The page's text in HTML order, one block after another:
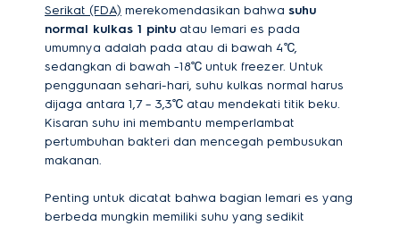
Serikat (FDA) merekomendasikan bahwa suhu
normal kulkas 1 pintu atau lemari es pada
umumnya adalah pada atau di bawah 4℃,
sedangkan di bawah -18℃ untuk freezer. Untuk
penggunaan sehari-hari, suhu kulkas normal harus
dijaga antara 1,7 – 3,3℃ atau mendekati titik beku.
Kisaran suhu ini membantu memperlambat
pertumbuhan bakteri dan mencegah pembusukan
makanan.
Penting untuk dicatat bahwa bagian lemari es yang
berbeda mungkin memiliki suhu yang sedikit